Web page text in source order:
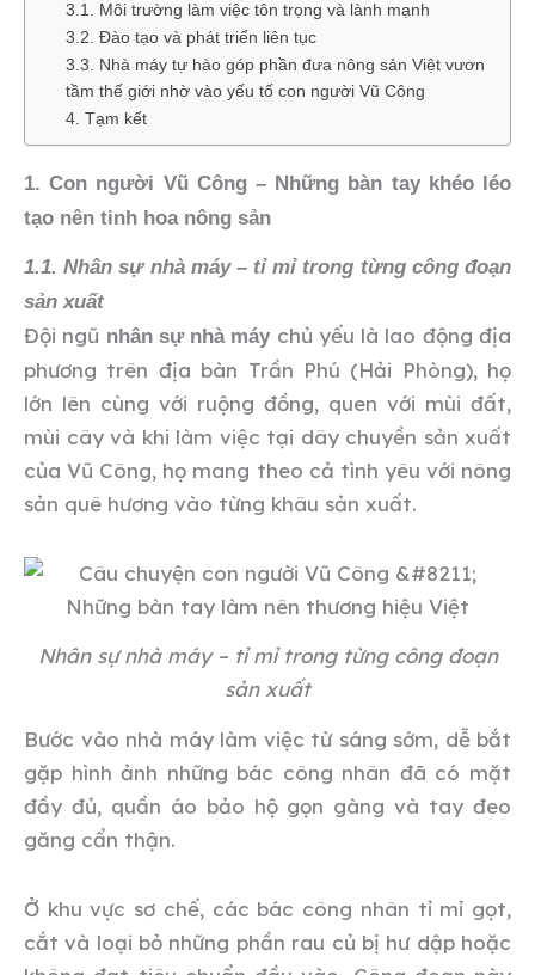
3.1. Môi trường làm việc tôn trọng và lành mạnh
3.2. Đào tạo và phát triển liên tục
3.3. Nhà máy tự hào góp phần đưa nông sản Việt vươn
tầm thế giới nhờ vào yếu tố con người Vũ Công
4. Tạm kết
1. Con người Vũ Công – Những bàn tay khéo léo
tạo nên tinh hoa nông sản
1.1. Nhân sự nhà máy – tỉ mỉ trong từng công đoạn
sản xuất
Đội ngũ nhân sự nhà máy chủ yếu là lao động địa
phương trên địa bàn Trần Phú (Hải Phòng), họ
lớn lên cùng với ruộng đồng, quen với mùi đất,
mùi cây và khi làm việc tại dây chuyền sản xuất
của Vũ Công, họ mang theo cả tình yêu với nông
sản quê hương vào từng khâu sản xuất.
Nhân sự nhà máy – tỉ mỉ trong từng công đoạn
sản xuất
Bước vào nhà máy làm việc từ sáng sớm, dễ bắt
gặp hình ảnh những bác công nhân đã có mặt
đầy đủ, quần áo bảo hộ gọn gàng và tay đeo
găng cẩn thận.
Ở khu vực sơ chế, các bác công nhân tỉ mỉ gọt,
cắt và loại bỏ những phần rau củ bị hư dập hoặc